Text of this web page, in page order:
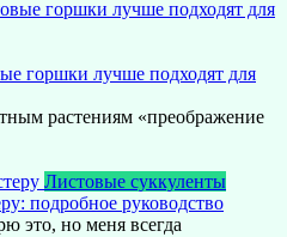
горшки лучше подходят для
растениям «преображение
Листовые суккуленты
подробное руководство
это, но меня всегда